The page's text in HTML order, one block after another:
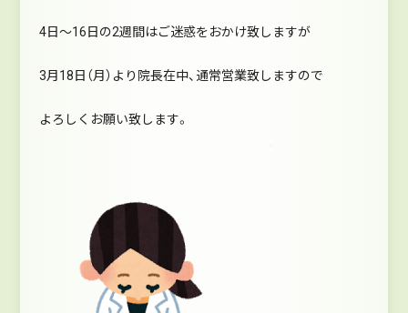
4日～16日の2週間はご迷惑をおかけ致しますが
3月18日（月）より院長在中、通常営業致しますので
よろしくお願い致します。